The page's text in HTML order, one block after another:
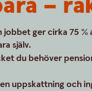
ger cirka 75 %
själv.
du behöver
uppskattning och